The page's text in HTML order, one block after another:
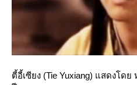
ตี้อี้เซียง (Tie Yuxiang) แสดงโดย